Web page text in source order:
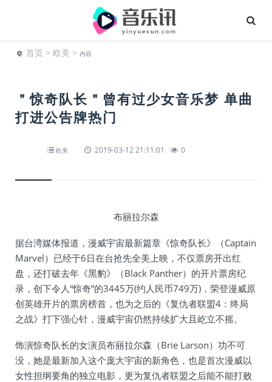
首页 > 欧美 > 内容
＂惊奇队长＂曾有过少女音乐梦 单曲
打进公告牌热门
欧美 2019-03-12 21:11:01 0
布丽拉尔森
据台湾媒体报道，漫威宇宙最新篇章《惊奇队长》（Captain
Marvel）已经于6日在台抢先全美上映，不仅票房开出红
盘，还打破去年《黑豹》（Black Panther）的开片票房纪
录，创下令人“惊奇”的3445万(约人民币749万)，荣登漫威原
创英雄开片的票房榜首，也为之后的《复仇者联盟4：终局
之战》打下强心针，漫威宇宙仍然持续扩大且屹立不摇。
饰演惊奇队长的女演员布丽拉尔森（Brie Larson）功不可
没，她是最新加入这个庞大宇宙的新角色，也是首次漫威以
女性担纲要角的独立电影，更为复仇者联盟之后能不能打败